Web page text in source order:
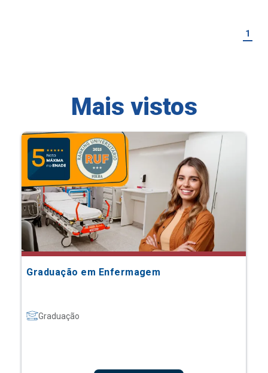
1
Mais vistos
Graduação em Enfermagem
Graduação